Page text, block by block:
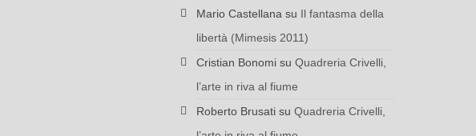
Mario Castellana su Il fantasma della
libertà (Mimesis 2011)
Cristian Bonomisu Quadreria Crivelli,
l’arte in riva al fiume
Roberto Brusatisu Quadreria Crivelli,